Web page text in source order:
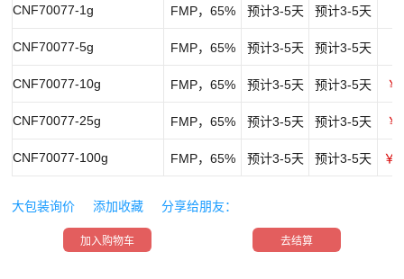
CNF70077-1g FMP，65% 预计3-5天 预计3-5天
CNF70077-5g FMP，65% 预计3-5天 预计3-5天
CNF70077-10g FMP，65% 预计3-5天 预计3-5天
CNF70077-25g FMP，65% 预计3-5天 预计3-5天
CNF70077-100g FMP，65% 预计3-5天 预计3-5天 ￥
大包装询价 添加收藏 分享给朋友：
加入购物车 去结算